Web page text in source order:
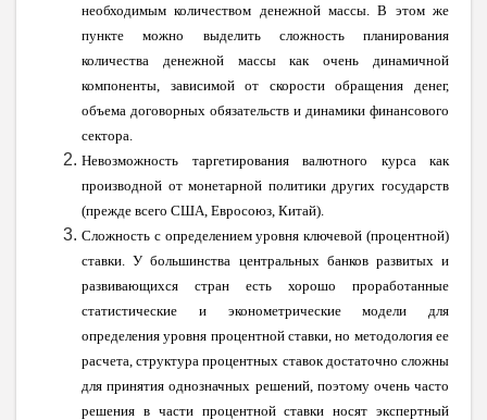
необходимым количеством денежной массы. В этом же
пункте можно выделить сложность планирования
количества денежной массы как очень динамичной
компоненты, зависимой от скорости обращения денег,
объема договорных обязательств и динамики финансового
сектора.
Невозможность таргетирования валютного курса как
производной от монетарной политики других государств
(прежде всего США, Евросоюз, Китай).
Сложность с определением уровня ключевой (процентной)
ставки. У большинства центральных банков развитых и
развивающихся стран есть хорошо проработанные
статистические и эконометрические модели для
определения уровня процентной ставки, но методология ее
расчета, структура процентных ставок достаточно сложны
для принятия однозначных решений, поэтому очень часто
решения в части процентной ставки носят экспертный